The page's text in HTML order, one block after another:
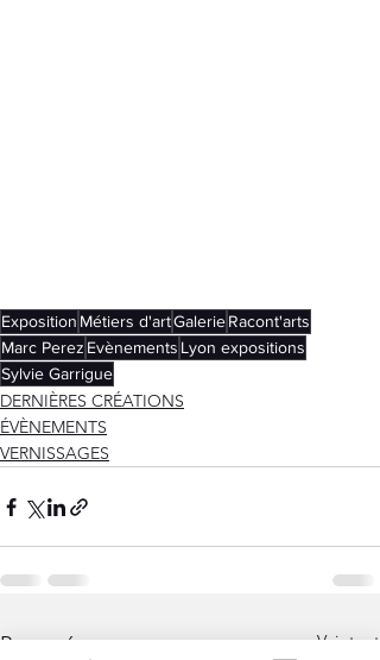
Exposition Métiers d'artGalerieRacont'arts
Marc Perez Evènements Lyon expositions
Sylvie Garrigue
DERNIÈRES CRÉATIONS
ÉVÈNEMENTS
VERNISSAGES
Posts récents Voir tout